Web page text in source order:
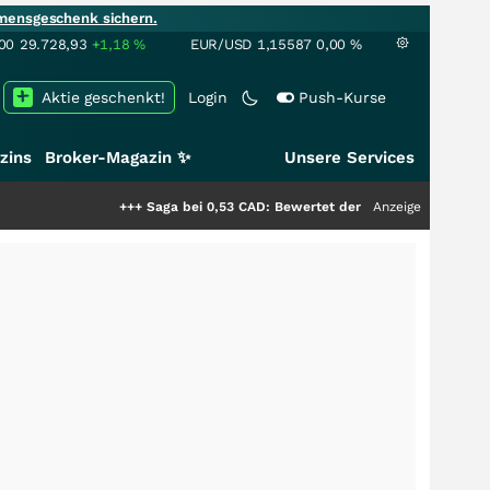
sichern.
29.728,93 +1,18% EUR/USD 1,15587 0,00 %
Login Push-Kurse
Aktie geschenkt!
Broker-Magazin ✨ Unsere Services
Saga bei 0,53 CAD: Bewertet der Markt noch immer nur die
Anzeige